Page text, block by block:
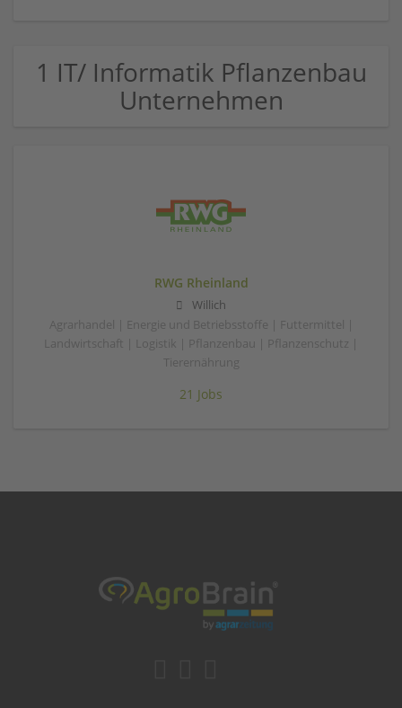
1 IT/ Informatik Pflanzenbau
Unternehmen
RWG Rheinland
Willich
Agrarhandel | Energie und Betriebsstoffe | Futtermittel |
Landwirtschaft | Logistik | Pflanzenbau | Pflanzenschutz |
Tierernährung
21 Jobs